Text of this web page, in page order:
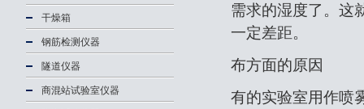
干燥箱
钢筋检测仪器
隧道仪器
商混站试验室仪器
需求的湿度了。这
一定差距。
布方面的原因
有的实验室用作喷